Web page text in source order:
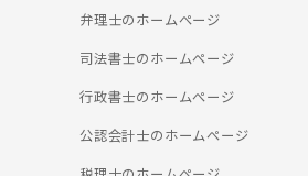
弁理士のホームぺージ
司法書士のホームぺージ
行政書士のホームぺージ
公認会計士のホームぺージ